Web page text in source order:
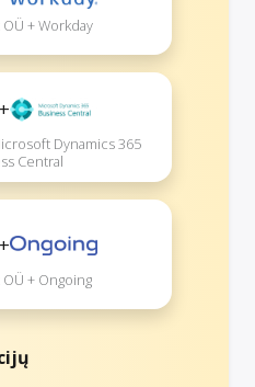
+ Workday
+
Dynamics 365
Central
+
+ Ongoing